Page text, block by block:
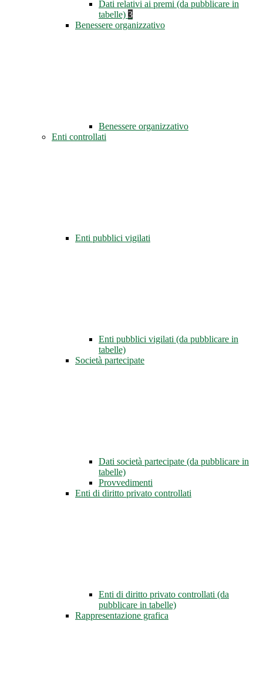
Dati relativi ai premi (da pubblicare in
tabelle) 3
Benessere organizzativo
Benessere organizzativo
Enti controllati
Enti pubblici vigilati
Enti pubblici vigilati (da pubblicare in
tabelle)
Società partecipate
Dati società partecipate (da pubblicare in
tabelle)
Provvedimenti
Enti di diritto privato controllati
Enti di diritto privato controllati (da
pubblicare in tabelle)
Rappresentazione grafica